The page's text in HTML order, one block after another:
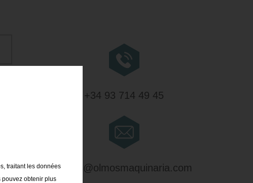
+34 93 714 49 45
olmos@olmosmaquinaria.com
traitant les données
pouvez obtenir plus